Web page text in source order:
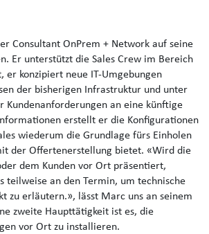
Consultant OnPrem + Network auf seine
Er unterstützt die Sales Crew im Bereich
er konzipiert neue IT-Umgebungen
der bisherigen Infrastruktur und unter
Kundenanforderungen an eine künftige
erstellt er die Konfigurationen
wiederum die Grundlage fürs Einholen
der Offertenerstellung bietet. «Wird die
dem Kunden vor Ort präsentiert,
teilweise an den Termin, um technische
zu erläutern.», lässt Marc uns an seinem
zweite Haupttätigkeit ist es, die
vor Ort zu installieren.